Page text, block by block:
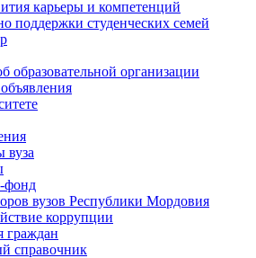
карьеры и компетенций
поддержки студенческих семей
образовательной организации
вуза
фонд
вузов Республики Мордовия
коррупции
граждан
справочник